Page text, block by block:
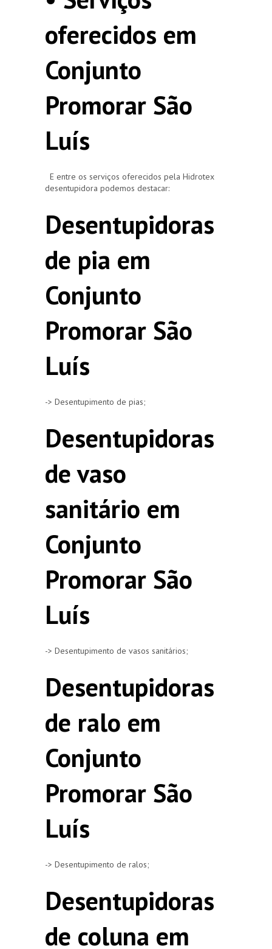
oferecidos em
Conjunto
Promorar São
Luís
E entre os serviços oferecidos pela Hidrotex
desentupidora podemos destacar:
Desentupidoras
de pia em
Conjunto
Promorar São
Luís
-> Desentupimento de pias;
Desentupidoras
de vaso
sanitário em
Conjunto
Promorar São
Luís
-> Desentupimento de vasos sanitários;
Desentupidoras
de ralo em
Conjunto
Promorar São
Luís
-> Desentupimento de ralos;
Desentupidoras
de coluna em